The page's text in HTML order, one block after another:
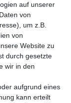
auf unserer
von
um z.B.
von
Website zu
durch gesetzte
wir in den
aufgrund eines
kann erteilt